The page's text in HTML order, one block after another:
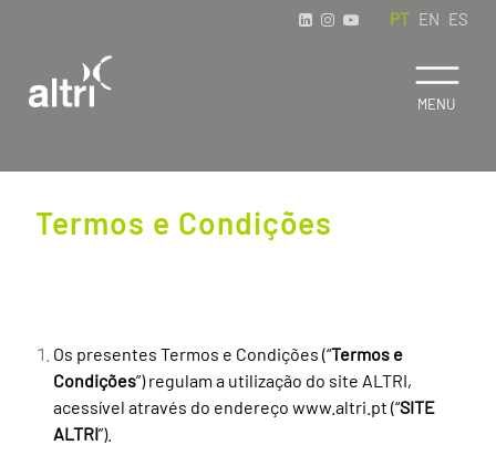
PT EN ES
Termos e Condições
Os presentes Termos e Condições (“Termos e
Condições”) regulam a utilização do site ALTRI,
acessível através do endereço www.altri.pt (“SITE
ALTRI”).